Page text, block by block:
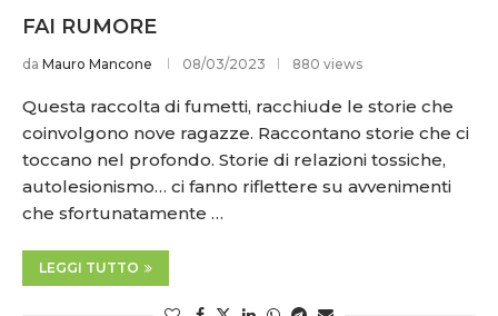
FAI RUMORE
da Mauro Mancone 08/03/2023 880 views
Questa raccolta di fumetti, racchiude le storie che
coinvolgono nove ragazze. Raccontano storie che ci
toccano nel profondo. Storie di relazioni tossiche,
autolesionismo… ci fanno riflettere su avvenimenti
che sfortunatamente …
LEGGI TUTTO